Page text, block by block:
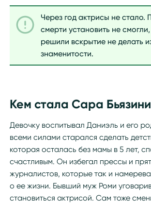
Через год актрисы не стало.
смерти установить не
решили вскрытие не делать
знаменитости.
Кем стала Сара Бьязини
Девочку воспитывал Даниэль и его
всеми силами старался сделать
которая осталась без мамы в 5 лет,
счастливым. Он избегал прессы и
журналистов, которые так и
о ее жизни. Бывший муж Роми
становиться актрисой. Сам тоже